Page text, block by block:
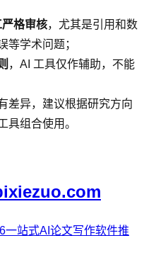
严格审核，尤其是引用和数
等学术问题；
，AI 工具仅作辅助，不能
差异，建议根据研究方向
具组合使用。
一站式AI论文写作软件推